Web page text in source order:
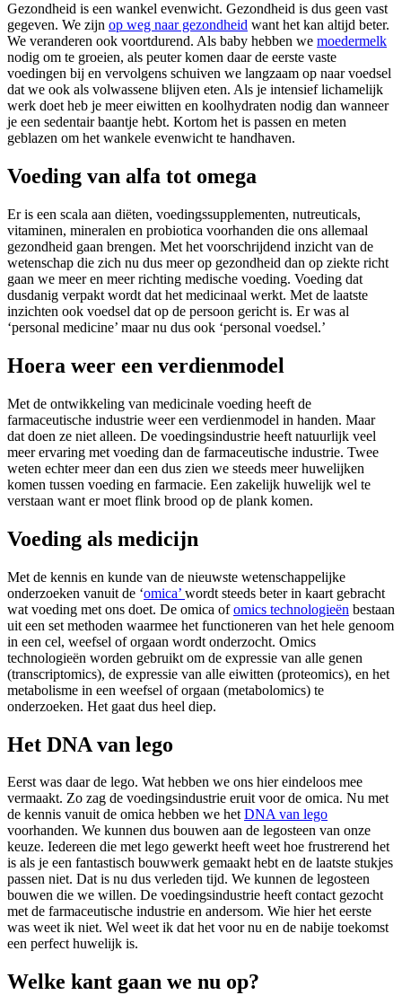
Gezondheid is een wankel evenwicht. Gezondheid is dus geen vast
gegeven. We zijn op weg naar gezondheid want het kan altijd beter.
We veranderen ook voortdurend. Als baby hebben we moedermelk
nodig om te groeien, als peuter komen daar de eerste vaste
voedingen bij en vervolgens schuiven we langzaam op naar voedsel
dat we ook als volwassene blijven eten. Als je intensief lichamelijk
werk doet heb je meer eiwitten en koolhydraten nodig dan wanneer
je een sedentair baantje hebt. Kortom het is passen en meten
geblazen om het wankele evenwicht te handhaven.
Voeding van alfa tot omega
Er is een scala aan diëten, voedingssupplementen, nutreuticals,
vitaminen, mineralen en probiotica voorhanden die ons allemaal
gezondheid gaan brengen. Met het voorschrijdend inzicht van de
wetenschap die zich nu dus meer op gezondheid dan op ziekte richt
gaan we meer en meer richting medische voeding. Voeding dat
dusdanig verpakt wordt dat het medicinaal werkt. Met de laatste
inzichten ook voedsel dat op de persoon gericht is. Er was al
‘personal medicine’ maar nu dus ook ‘personal voedsel.’
Hoera weer een verdienmodel
Met de ontwikkeling van medicinale voeding heeft de
farmaceutische industrie weer een verdienmodel in handen. Maar
dat doen ze niet alleen. De voedingsindustrie heeft natuurlijk veel
meer ervaring met voeding dan de farmaceutische industrie. Twee
weten echter meer dan een dus zien we steeds meer huwelijken
komen tussen voeding en farmacie. Een zakelijk huwelijk wel te
verstaan want er moet flink brood op de plank komen.
Voeding als medicijn
Met de kennis en kunde van de nieuwste wetenschappelijke
onderzoeken vanuit de ‘omica’ wordt steeds beter in kaart gebracht
wat voeding met ons doet. De omica ofomics technologieën bestaan
uit een set methoden waarmee het functioneren van het hele genoom
in een cel, weefsel of orgaan wordt onderzocht. Omics
technologieën worden gebruikt om de expressie van alle genen
(transcriptomics), de expressie van alle eiwitten (proteomics), en het
metabolisme in een weefsel of orgaan (metabolomics) te
onderzoeken. Het gaat dus heel diep.
Het DNA van lego
Eerst was daar de lego. Wat hebben we ons hier eindeloos mee
vermaakt. Zo zag de voedingsindustrie eruit voor de omica. Nu met
de kennis vanuit de omica hebben we hetDNA van lego
voorhanden. We kunnen dus bouwen aan de legosteen van onze
keuze. Iedereen die met lego gewerkt heeft weet hoe frustrerend het
is als je een fantastisch bouwwerk gemaakt hebt en de laatste stukjes
passen niet. Dat is nu dus verleden tijd. We kunnen de legosteen
bouwen die we willen. De voedingsindustrie heeft contact gezocht
met de farmaceutische industrie en andersom. Wie hier het eerste
was weet ik niet. Wel weet ik dat het voor nu en de nabije toekomst
een perfect huwelijk is.
Welke kant gaan we nu op?